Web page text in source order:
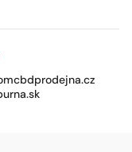
cbdprodejna.cz